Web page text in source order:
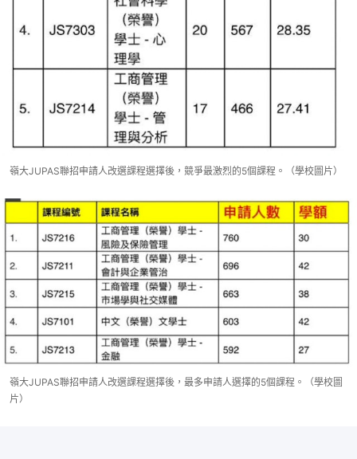
嶺大JUPAS聯招申請人改選課程選擇後，競爭最激烈的5個課程。（學校圖片）
嶺大JUPAS聯招申請人改選課程選擇後，最多申請人選擇的5個課程。（學校圖
片）